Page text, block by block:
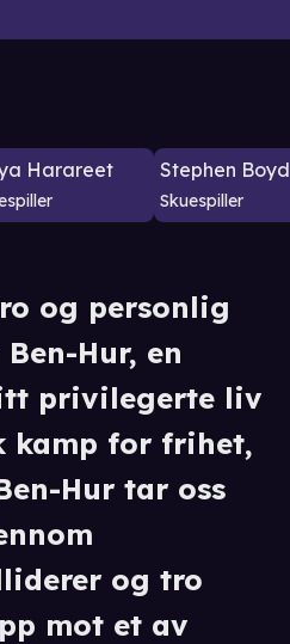
Harareet Stephen Boyd
Skuespiller
og personlig
Hur, en
privilegerte liv
kamp for frihet,
Hur tar oss
og tro
mot et av